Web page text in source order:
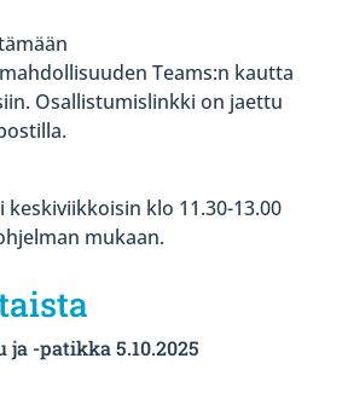
Teams:n kautta
Osallistumislinkki on jaettu
keskiviikkoisin klo 11.30-13.00
mukaan.
ja -patikka 5.10.2025